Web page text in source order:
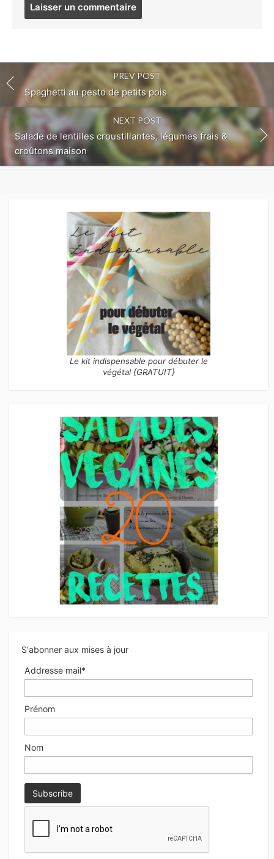
PREV POST
Spaghetti au pesto de petits pois
NEXT POST
Salade de lentilles croustillantes, légumes frais &
croûtons maison
Le kit indispensable pour débuter le
végétal {GRATUIT}
S'abonner aux mises à jour
Addresse mail*
Prénom
Nom